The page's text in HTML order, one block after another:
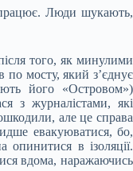
Люди шукають,
того, як минулими
по мосту, який з’єднує
його «Островом»)
з журналістами, які
але це справа
евакуюватися, бо,
в ізоляції.
вдома, наражаючись